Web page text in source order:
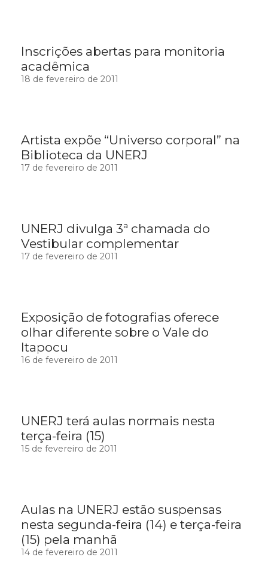
Inscrições abertas para monitoria
acadêmica
18 de fevereiro de 2011
Artista expõe “Universo corporal” na
Biblioteca da UNERJ
17 de fevereiro de 2011
UNERJ divulga 3ª chamada do
Vestibular complementar
17 de fevereiro de 2011
Exposição de fotografias oferece
olhar diferente sobre o Vale do
Itapocu
16 de fevereiro de 2011
UNERJ terá aulas normais nesta
terça-feira (15)
15 de fevereiro de 2011
Aulas na UNERJ estão suspensas
nesta segunda-feira (14) e terça-feira
(15) pela manhã
14 de fevereiro de 2011